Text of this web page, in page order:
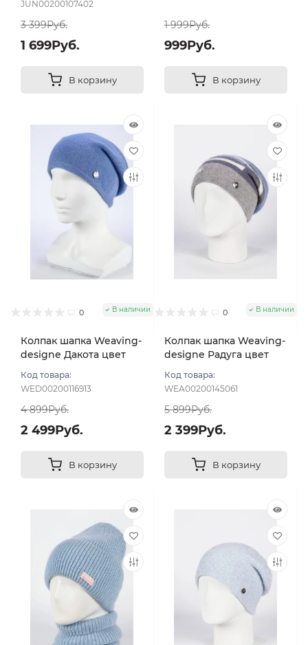
JUN00200107402
3 399Руб.
1 699Руб.
В корзину
1 999Руб.
999Руб.
В корзину
0 В наличии
Колпак шапка Weaving-
designe Дакота цвет
Код товара:
WED00200116913
4 899Руб.
2 499Руб.
В корзину
0 В наличии
Колпак шапка Weaving-
designe Радуга цвет
Код товара:
WEA00200145061
5 899Руб.
2 399Руб.
В корзину